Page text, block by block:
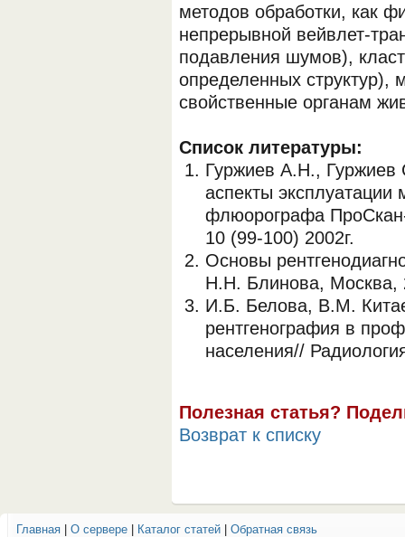
методов обработки, как
непрерывной вейвлет-
подавления шумов),
определенных структур),
свойственные органам
Список литературы:
Гуржиев А.Н., Гуржиев
аспекты эксплуатации
флюорографа
10 (99-100) 2002г.
Основы
Н.Н. Блинова, Москва,
И.Б. Белова, В.М.
рентгенография в
населения//
Полезная статья?
Возврат к списку
Главная | О сервере | Каталог статей | Обратная связь